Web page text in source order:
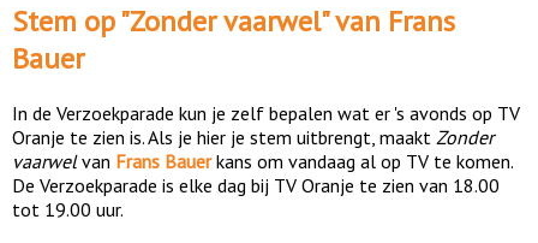
Stem op "Zonder vaarwel" van Frans
Bauer
In de Verzoekparade kun je zelf bepalen wat er 's avonds op TV
Oranje te zien is. Als je hier je stem uitbrengt, maakt Zonder
vaarwelvan Frans Bauerkans om vandaag al op TV te komen.
De Verzoekparade is elke dag bij TV Oranje te zien van 18.00
tot 19.00 uur.